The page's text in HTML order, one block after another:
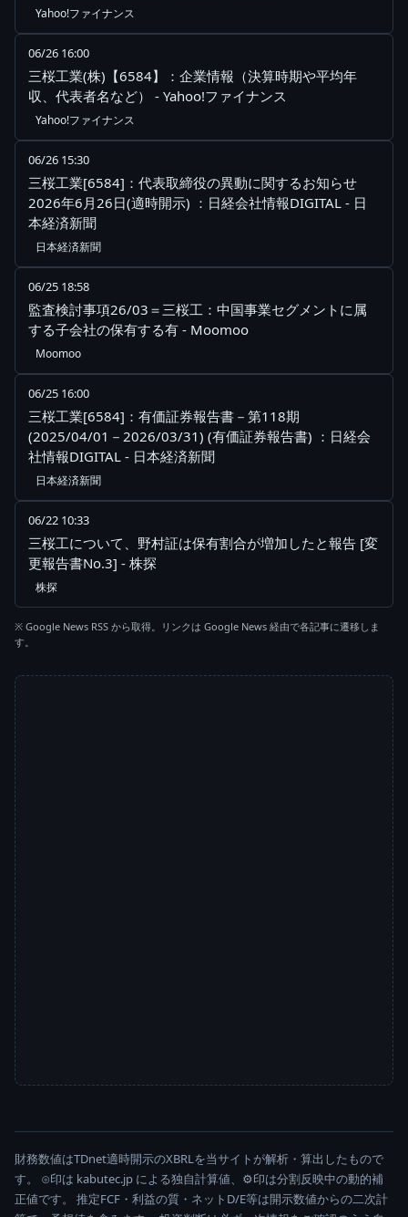
Yahoo!ファイナンス
06/26 16:00
三桜工業(株)【6584】：企業情報（決算時期や平均年
収、代表者名など） - Yahoo!ファイナンス
Yahoo!ファイナンス
06/26 15:30
三桜工業[6584]：代表取締役の異動に関するお知らせ
2026年6月26日(適時開示) ：日経会社情報DIGITAL - 日
本経済新聞
日本経済新聞
06/25 18:58
監査検討事項26/03＝三桜工：中国事業セグメントに属
する子会社の保有する有 - Moomoo
Moomoo
06/25 16:00
三桜工業[6584]：有価証券報告書－第118期
(2025/04/01－2026/03/31) (有価証券報告書) ：日経会
社情報DIGITAL - 日本経済新聞
日本経済新聞
06/22 10:33
三桜工について、野村証は保有割合が増加したと報告 [変
更報告書No.3] - 株探
株探
※ Google News RSS から取得。リンクは Google News 経由で各記事に遷移しま
す。
財務数値はTDnet適時開示のXBRLを当サイトが解析・算出したもので
す。 ⊙印は kabutec.jp による独自計算値、⚙印は分割反映中の動的補
正値です。 推定FCF・利益の質・ネットD/E等は開示数値からの二次計